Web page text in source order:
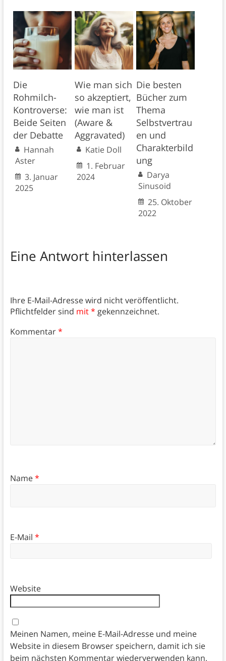
Die
Rohmilch-
Kontroverse:
Beide Seiten
der Debatte
Hannah
Aster
3. Januar
2025
Wie man sich
so akzeptiert,
wie man ist
(Aware &
Aggravated)
Katie Doll
1. Februar
2024
Die besten
Bücher zum
Thema
Selbstvertrau
en und
Charakterbild
ung
Darya
Sinusoid
25. Oktober
2022
Eine Antwort hinterlassen
Ihre E-Mail-Adresse wird nicht veröffentlicht.
Pflichtfelder sind mit * gekennzeichnet.
Kommentar*
Name*
E-Mail *
Website
Meinen Namen, meine E-Mail-Adresse und meine
Website in diesem Browser speichern, damit ich sie
beim nächsten Kommentar wiederverwenden kann.